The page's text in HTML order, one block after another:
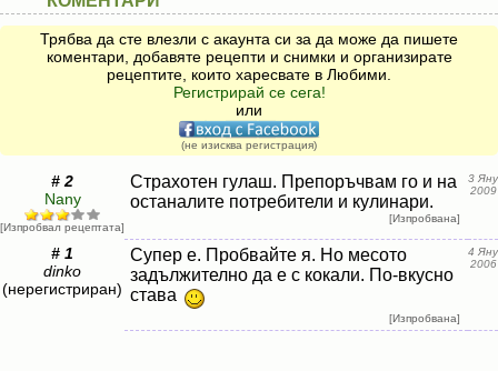
Трябва да сте влезли с акаунта си за да може да пишете
коментари, добавяте рецепти и снимки и организирате
рецептите, които харесвате в Любими.
Регистрирай се сега!
или
(не изисква регистрация)
# 2
Nany
[Изпробвал рецептата]
Страхотен гулаш. Препоръчвам го и на
останалите потребители и кулинари.
[Изпробвана]
3 Яну
2009
# 1
dinko
(нерегистриран)
Супер е. Пробвайте я. Но месото
задължително да е с кокали. По-вкусно
става
[Изпробвана]
4 Яну
2006